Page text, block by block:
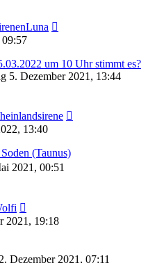
um 10 Uhr stimmt es?
5. Dezember 2021, 13:44
13:40
(Taunus)
2021, 00:51
2021, 19:18
Dezember 2021, 07:11